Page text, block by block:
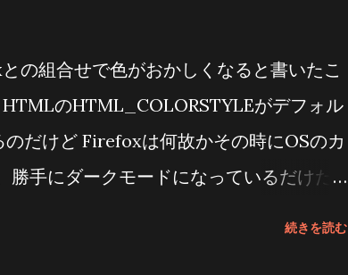
By権限を判定するクラスを作成 /// <
限設定画面用 /// </ summary >
: Permissions .
override ( string androidPermission,
=> new List<( string
の組合せで色がおかしくなると書いたこ
のHTML_COLORSTYLEがデフォル
だけど Firefoxは何故かその時にOSのカ
手にダークモードになっているだけだ
続きを読む